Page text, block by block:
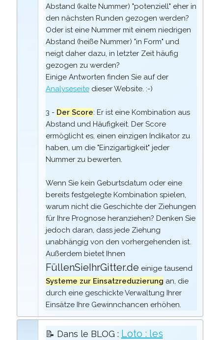
Abstand (kalte Nummer) "potenziell" eher in
den nächsten Runden gezogen werden?
Oder ist eine Nummer mit einem niedrigen
Abstand (heiße Nummer) "in Form" und
neigt daher dazu, in letzter Zeit häufig
gezogen zu werden?
Einige Antworten finden Sie auf der
Analyseseitedieser Website. :-)
3 - Der Score: Er ist eine Kombination aus
Abstand und Häufigkeit. Der Score
ermöglicht es, einen einzigen Indikator zu
haben, um die "Einzigartigkeit" jeder
Nummer zu bewerten.
Wenn Sie kein Geburtsdatum oder eine
bereits festgelegte Kombination spielen,
warum nicht die Geschichte der Ziehungen
für Ihre Prognose heranziehen? Denken Sie
jedoch daran, dass jede Ziehung
unabhängig von den vorhergehenden ist.
Außerdem bietet Ihnen
FüllenSieIhrGitter.de einige tausend
Systeme zur Einsatzreduzierung an, die
durch eine geschickte Verwaltung Ihrer
Einsätze Ihre Gewinnchancen erhöhen.
📝 Dans le BLOG : Loto : les